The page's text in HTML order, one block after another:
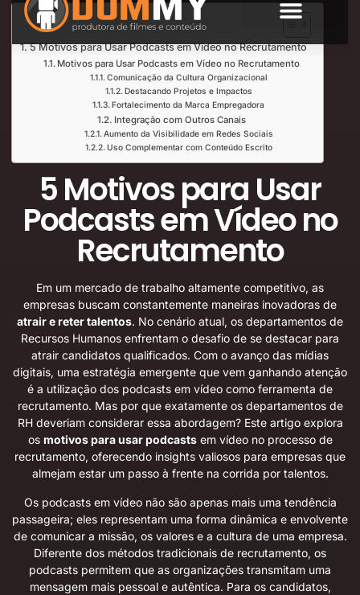
Índice de Leitura
5 Motivos para Usar Podcasts em Vídeo no Recrutamento
Motivos para Usar Podcasts em Vídeo no Recrutamento
Comunicação da Cultura Organizacional
Destacando Projetos e Impactos
Fortalecimento da Marca Empregadora
Integração com Outros Canais
Aumento da Visibilidade em Redes Sociais
Uso Complementar com Conteúdo Escrito
5 Motivos para Usar
Podcasts em Vídeo no
Recrutamento
Em um mercado de trabalho altamente competitivo, as
empresas buscam constantemente maneiras inovadoras de
atrair e reter talentos. No cenário atual, os departamentos de
Recursos Humanos enfrentam o desafio de se destacar para
atrair candidatos qualificados. Com o avanço das mídias
digitais, uma estratégia emergente que vem ganhando atenção
é a utilização dos podcasts em vídeo como ferramenta de
recrutamento. Mas por que exatamente os departamentos de
RH deveriam considerar essa abordagem? Este artigo explora
os motivos para usar podcastsem vídeo no processo de
recrutamento, oferecendo insights valiosos para empresas que
almejam estar um passo à frente na corrida por talentos.
Os podcasts em vídeo não são apenas mais uma tendência
passageira; eles representam uma forma dinâmica e envolvente
de comunicar a missão, os valores e a cultura de uma empresa.
Diferente dos métodos tradicionais de recrutamento, os
podcasts permitem que as organizações transmitam uma
mensagem mais pessoal e autêntica. Para os candidatos,